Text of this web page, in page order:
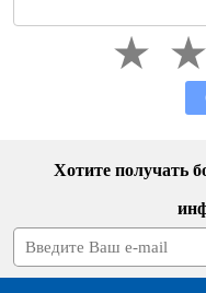
Хотите получать